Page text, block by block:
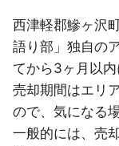
西津軽郡鰺ヶ沢
語り部」独自の
てから3ヶ月以内
売却期間はエリ
ので、気になる
一般的には、売